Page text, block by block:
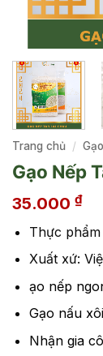
Trang chủ /
Gạo Nếp
35.000 ₫
Thực
Xuất xứ:
ạo nếp
Gạo nấu
Nhận gia